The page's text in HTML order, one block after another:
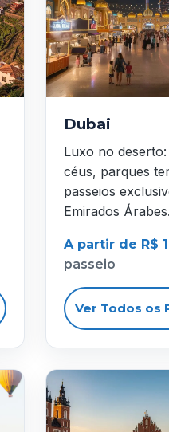
Dubai
Luxo no
céus, parques
passeios
Emirados Árabes.
A partir de R$
passeio
Ver Todos os